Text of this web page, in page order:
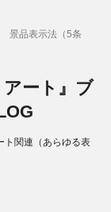
景品表示法（5条
ート』ブ
ト関連（あらゆる表